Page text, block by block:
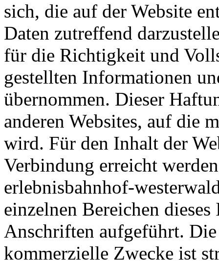
sich, die auf der Website
Daten zutreffend
für die Richtigkeit und
gestellten Informationen
übernommen. Dieser
anderen Websites, auf die
wird. Für den Inhalt der
Verbindung erreicht
erlebnisbahnhof-
einzelnen Bereichen
Anschriften aufgeführt.
kommerzielle Zwecke ist